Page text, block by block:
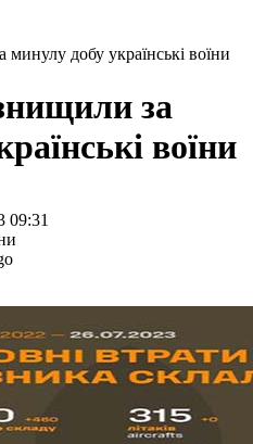
добу українські воїни
за
воїни
09:31